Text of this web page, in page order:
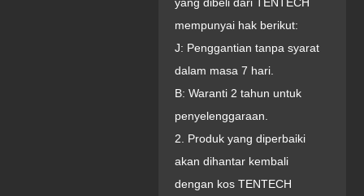
mempunyai hak berikut:
J: Penggantian tanpa syarat
dalam masa 7 hari.
B: Waranti 2 tahun untuk
penyelenggaraan.
2. Produk yang diperbaiki
akan dihantar kembali
dengan kos TENTECH